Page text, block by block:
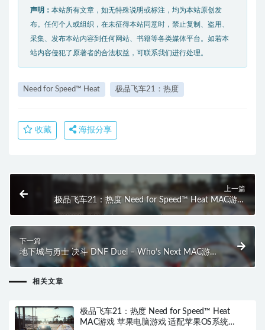
声明： 本站所有文章，如无特殊说明或标注，均为本站原创发
布。任何个人或组织，在未征得本站同意时，禁止复制、盗用、
采集、发布本站内容到任何网站、书籍等各类媒体平台。如若本
站内容侵犯了原著者的合法权益，可联系我们进行处理。
Need for Speed™ Heat 极品飞车21：热度
收藏 海报分享
上一篇
极品飞车21：热度 Need for Speed™ Heat MAC游戏
苹果电脑游戏 适配苹果OS系统macOS
下一篇
地下城与勇士 决斗 DNF Duel – Who’s Next MAC游戏
苹果电脑游戏 适配苹果OS系统macOS
相关文章
极品飞车21：热度 Need for Speed™ Heat
MAC游戏 苹果电脑游戏 适配苹果OS系统